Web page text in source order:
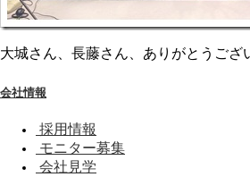
大城さん、長藤さん、ありがとうござ
会社情報
採用情報
モニター募集
会社見学